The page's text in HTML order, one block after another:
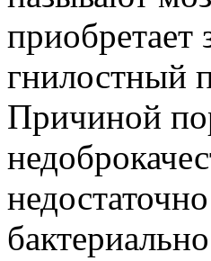
приобретает
гнилостный
Причиной